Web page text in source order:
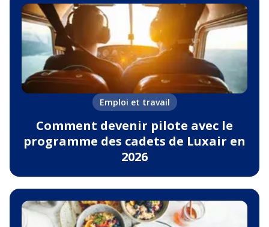
Emploi et travail
Comment devenir pilote avec le
programme des cadets de Luxair en
2026